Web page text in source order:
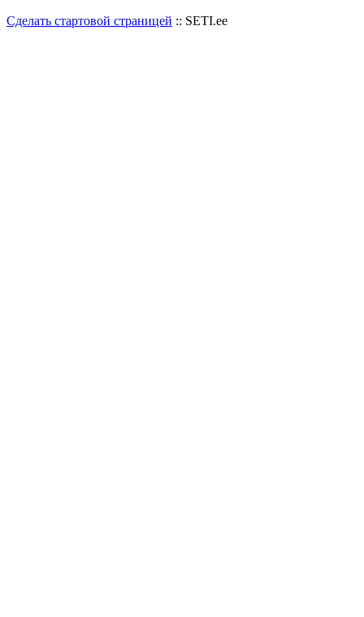
Сделать стартовой страницей :: SETI.ee